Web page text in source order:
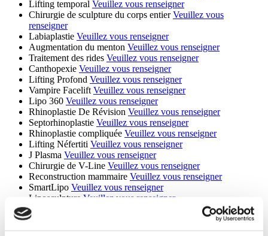
Lifting temporal Veuillez vous renseigner
Chirurgie de sculpture du corps entier Veuillez vous
renseigner
Labiaplastie Veuillez vous renseigner
Augmentation du menton Veuillez vous renseigner
Traitement des rides Veuillez vous renseigner
Canthopexie Veuillez vous renseigner
Lifting Profond Veuillez vous renseigner
Vampire Facelift Veuillez vous renseigner
Lipo 360 Veuillez vous renseigner
Rhinoplastie De Révision Veuillez vous renseigner
Septorhinoplastie Veuillez vous renseigner
Rhinoplastie compliquée Veuillez vous renseigner
Lifting Néfertiti Veuillez vous renseigner
J Plasma Veuillez vous renseigner
Chirurgie de V-Line Veuillez vous renseigner
Reconstruction mammaire Veuillez vous renseigner
SmartLipo Veuillez vous renseigner
Liposculpture Veuillez vous renseigner
Lipofilling mammaire
Veuillez vous renseigner
Implants mammaires Mentor
Veuillez vous renseigner
Lifting inférieur Veuillez vous renseigner